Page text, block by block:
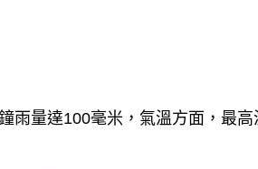
雨量達100毫米，氣溫方面，最高